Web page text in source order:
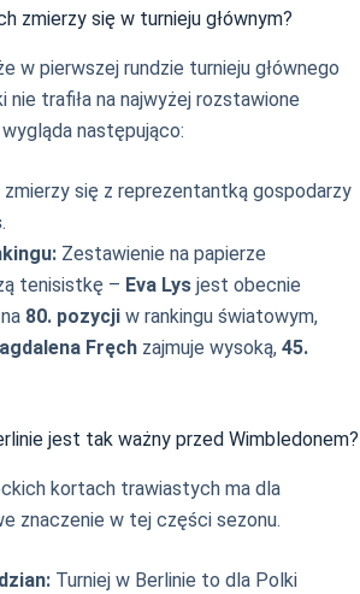
zmierzy się w turnieju głównym?
w pierwszej rundzie turnieju głównego
trafiła na najwyżej rozstawione
następująco:
zmierzy się z reprezentantką gospodarzy
.
Zestawienie na papierze
tenisistkę – Eva Lys jest obecnie
80. pozycji w rankingu światowym,
Fręch zajmuje wysoką, 45.
jest tak ważny przed Wimbledonem?
kortach trawiastych ma dla
znaczenie w tej części sezonu.
Turniej w Berlinie to dla Polki